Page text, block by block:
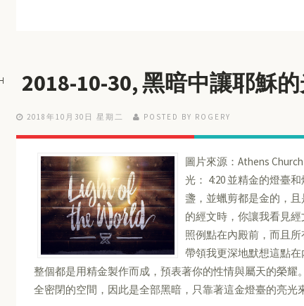
2018-10-30, 黑暗中讓耶穌
2018年10月30日 星期二 POSTED BY ROGERY
圖片來源：Athens
光： 4:20 並精金的燈臺
盞，並蠟剪都是金的，
的經文時，你讓我看見
照例點在內殿前，而且
帶領我更深地默想這點
整個都是用精金製作而成，預表著你的性情與屬天的榮
全密閉的空間，因此是全部黑暗，只靠著這金燈臺的亮光